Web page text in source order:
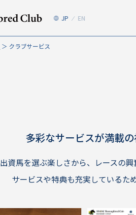
JP EN
クラブサービス
多彩なサービスが満載
出資馬を選ぶ楽しさから、レースの
サービスや特典も充実しているた